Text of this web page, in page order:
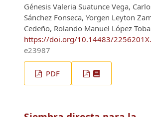
Génesis Valeria Suatunce Vega,
Sánchez Fonseca, Yorgen Leyton
Cedeño, Rolando Manuel López
https://doi.org/10.14483/
e23987
PDF